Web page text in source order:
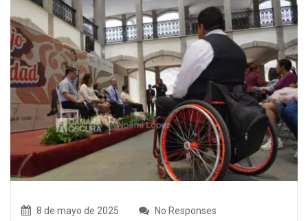
8 de mayo de 2025 No Responses